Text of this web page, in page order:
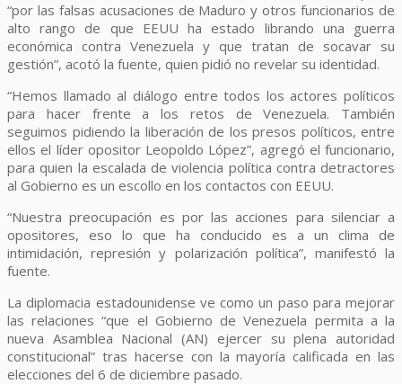
“por las falsas acusaciones de Maduro y otros funcionarios de
alto rango de que EEUU ha estado librando una guerra
económica contra Venezuela y que tratan de socavar su
gestión”, acotó la fuente, quien pidió no revelar su identidad.
“Hemos llamado al diálogo entre todos los actores políticos
para hacer frente a los retos de Venezuela. También
seguimos pidiendo la liberación de los presos políticos, entre
ellos el líder opositor Leopoldo López”, agregó el funcionario,
para quien la escalada de violencia política contra detractores
al Gobierno es un escollo en los contactos con EEUU.
“Nuestra preocupación es por las acciones para silenciar a
opositores, eso lo que ha conducido es a un clima de
intimidación, represión y polarización política”, manifestó la
fuente.
La diplomacia estadounidense ve como un paso para mejorar
las relaciones “que el Gobierno de Venezuela permita a la
nueva Asamblea Nacional (AN) ejercer su plena autoridad
constitucional” tras hacerse con la mayoría calificada en las
elecciones del 6 de diciembre pasado.